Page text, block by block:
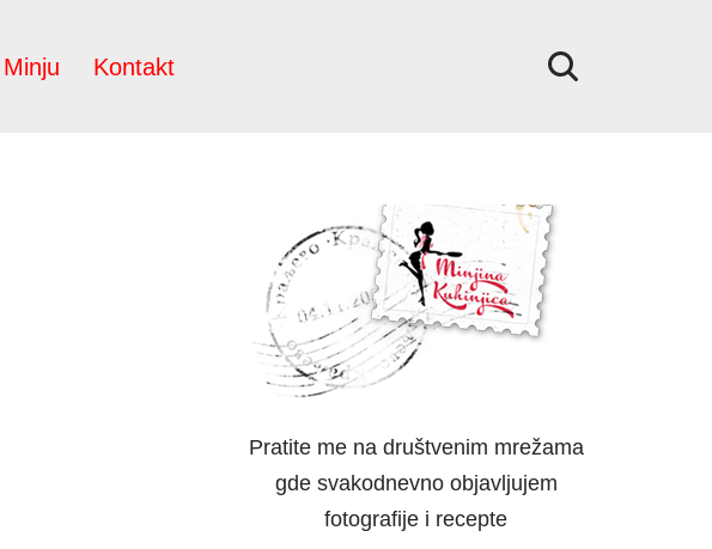
Kontakt
Pratite me na društvenim mrežama
gde svakodnevno objavljujem
fotografije i recepte